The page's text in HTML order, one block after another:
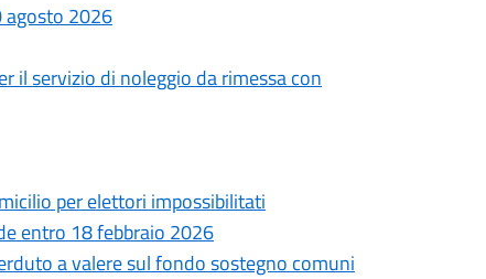
agosto 2026
il servizio di noleggio da rimessa con
per elettori impossibilitati
entro 18 febbraio 2026
a valere sul fondo sostegno comuni